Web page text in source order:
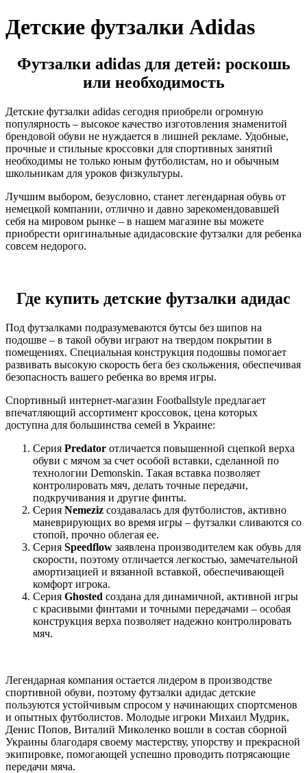
Детские футзалки Adidas
Футзалки adidas для детей: роскошь
или необходимость
Детские футзалки adidas сегодня приобрели огромную
популярность – высокое качество изготовления знаменитой
брендовой обуви не нуждается в лишней рекламе. Удобные,
прочные и стильные кроссовки для спортивных занятий
необходимы не только юным футболистам, но и обычным
школьникам для уроков физкультуры.
Лучшим выбором, безусловно, станет легендарная обувь от
немецкой компании, отлично и давно зарекомендовавшей
себя на мировом рынке – в нашем магазине вы можете
приобрести оригинальные адидасовские футзалки для ребенка
совсем недорого.
Где купить детские футзалки адидас
Под футзалками подразумеваются бутсы без шипов на
подошве – в такой обуви играют на твердом покрытии в
помещениях. Специальная конструкция подошвы помогает
развивать высокую скорость бега без скольжения, обеспечивая
безопасность вашего ребенка во время игры.
Спортивный интернет-магазин Footballstyle предлагает
впечатляющий ассортимент кроссовок, цена которых
доступна для большинства семей в Украине:
Серия Predator отличается повышенной сцепкой верха
обуви с мячом за счет особой вставки, сделанной по
технологии Demonskin. Такая вставка позволяет
контролировать мяч, делать точные передачи,
подкручивания и другие финты.
Серия Nemeziz создавалась для футболистов, активно
маневрирующих во время игры – футзалки сливаются со
стопой, прочно облегая ее.
Серия Speedflow заявлена производителем как обувь для
скорости, поэтому отличается легкостью, замечательной
амортизацией и вязанной вставкой, обеспечивающей
комфорт игрока.
Серия Ghosted создана для динамичной, активной игры
с красивыми финтами и точными передачами – особая
конструкция верха позволяет надежно контролировать
мяч.
Легендарная компания остается лидером в производстве
спортивной обуви, поэтому футзалки адидас детские
пользуются устойчивым спросом у начинающих спортсменов
и опытных футболистов. Молодые игроки Михаил Мудрик,
Денис Попов, Виталий Миколенко вошли в состав сборной
Украины благодаря своему мастерству, упорству и прекрасной
экипировке, помогающей успешно проводить потрясающие
передачи мяча.